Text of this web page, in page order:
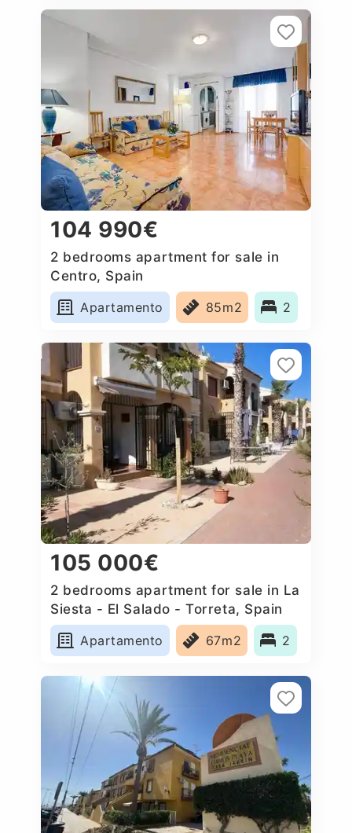
104 990€
2 bedrooms apartment for sale in
Centro, Spain
Apartamento
85m2 2
105 000€
2 bedrooms apartment for sale in La
Siesta - El Salado - Torreta, Spain
Apartamento
67m2 2